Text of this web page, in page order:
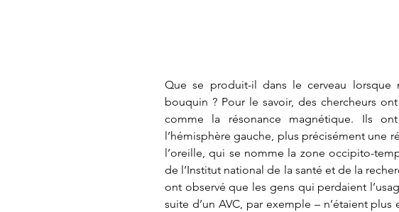
Que se produit-il dans le cerveau lorsque
bouquin ? Pour le savoir, des chercheurs
comme la résonance magnétique. Ils
l’hémisphère gauche, plus précisément une
l’oreille, qui se nomme la zone occipito-
de l’Institut national de la santé et de la
ont observé que les gens qui perdaient
suite d’un AVC, par exemple – n’étaient